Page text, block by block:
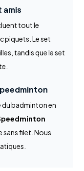
amis
tout le
piquets. Le set
tandis que le set
du badminton en
sans filet. Nous